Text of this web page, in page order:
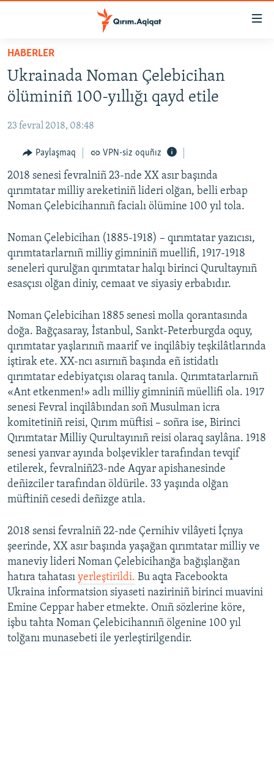
Esas
qaytmaq
Baş
qaytmaq
qaytmaq
HABERLER
SİYASET
CEMİYET
MEDENİYET
İNSAN AQLARI
VİDEO
BLOGLAR
FİKİR
Українською
QOŞULIÑIZ!
RFE/RS bütün saytları
HABERLER
Ukrainada Noman Çelebicihan
ölüminiñ 100-yıllığı qayd etile
23 fevral 2018, 08:48
Paylaşmaq VPN-siz oquñız
2018 senesi fevralniñ 23-nde XX asır başında
qırımtatar milliy areketiniñ lideri olğan, belli erbap
Noman Çelebicihannıñ facialı ölümine 100 yıl tola.
Noman Çelebicihan (1885-1918) – qırımtatar yazıcısı,
qırımtatarlarnıñ milliy gimniniñ muellifi, 1917-1918
seneleri qurulğan qırımtatar halqı birinci Qurultaynıñ
esasçısı olğan diniy, cemaat ve siyasiy erbabıdır.
Noman Çelebicihan 1885 senesi molla qorantasında
doğa. Bağçasaray, İstanbul, Sankt-Peterburgda oquy,
qırımtatar yaşlarınıñ maarif ve inqilâbiy teşkilâtlarında
iştirak ete. XX-ncı asırnıñ başında eñ istidatlı
qırımtatar edebiyatçısı olaraq tanıla. Qırımtatarlarnıñ
«Ant etkenmen!» adlı milliy gimniniñ müellifi ola. 1917
senesi Fevral inqilâbından soñ Musulman icra
komitetiniñ reisi, Qırım müftisi – soñra ise, Birinci
Qırımtatar Milliy Qurultayınıñ reisi olaraq saylâna. 1918
senesi yanvar ayında bolşevikler tarafından tevqif
etilerek, fevralniñ23-nde Aqyar apishanesinde
deñizciler tarafından öldürile. 33 yaşında olğan
müftiniñ cesedi deñizge atıla.
2018 sensi fevralniñ 22-nde Çernihiv vilâyeti İçnya
şeerinde, XX asır başında yaşağan qırımtatar milliy ve
maneviy lideri Noman Çelebicihanğa bağışlanğan
hatıra tahatası yerleştirildi. Bu aqta Facebookta
Ukraina informatsion siyaseti naziriniñ birinci muavini
Emine Ceppar haber etmekte. Onıñ sözlerine köre,
işbu tahta Noman Çelebicihannıñ ölgenine 100 yıl
tolğanı munasebeti ile yerleştirilgendir.